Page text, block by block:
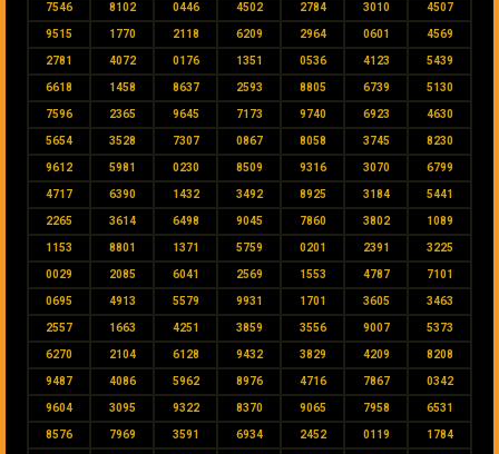
7546 8102 0446 4502 2784 3010 4507
9515 1770 2118 6209 2964 0601 4569
2781 4072 0176 1351 0536 4123 5439
6618 1458 8637 2593 8805 6739 5130
7596 2365 9645 7173 9740 6923 4630
5654 3528 7307 0867 8058 3745 8230
9612 5981 0230 8509 9316 3070 6799
4717 6390 1432 3492 8925 3184 5441
2265 3614 6498 9045 7860 3802 1089
1153 8801 1371 5759 0201 2391 3225
0029 2085 6041 2569 1553 4787 7101
0695 4913 5579 9931 1701 3605 3463
2557 1663 4251 3859 3556 9007 5373
6270 2104 6128 9432 3829 4209 8208
9487 4086 5962 8976 4716 7867 0342
9604 3095 9322 8370 9065 7958 6531
8576 7969 3591 6934 2452 0119 1784